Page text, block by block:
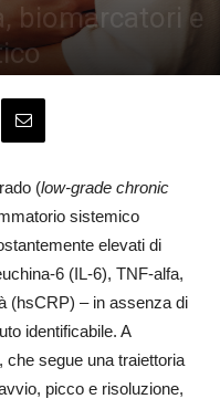
biomarcatori e
(low-grade chronic
sistemico
elevati di
6 (IL-6), TNF-alfa,
(hsCRP) – in assenza di
identificabile. A
che segue una traiettoria
picco e risoluzione,